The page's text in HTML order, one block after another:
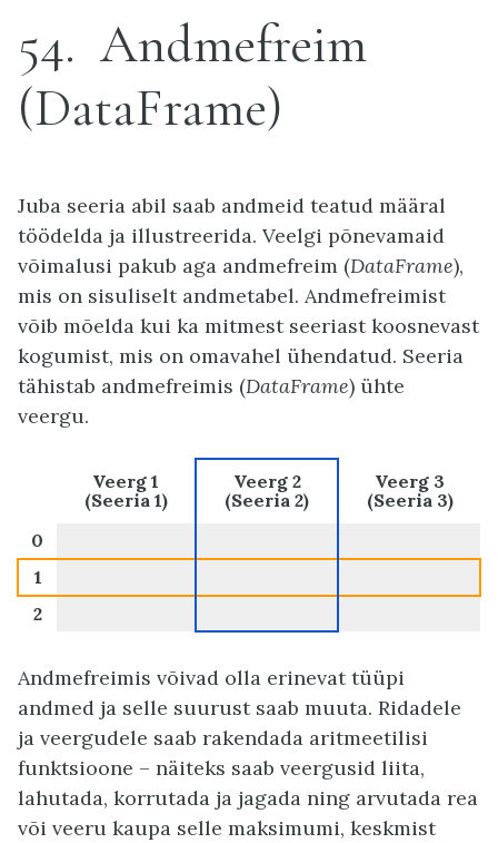
54 Andmefreim
(DataFrame)
Juba seeria abil saab andmeid teatud määral
töödelda ja illustreerida. Veelgi põnevamaid
võimalusi pakub aga andmefreim (DataFrame),
mis on sisuliselt andmetabel. Andmefreimist
võib mõelda kui ka mitmest seeriast koosnevast
kogumist, mis on omavahel ühendatud. Seeria
tähistab andmefreimis (DataFrame) ühte
veergu.
Veerg 1
(Seeria 1)
Veerg 2
(Seeria 2)
Veerg 3
(Seeria 3)
0
1
2
Andmefreimis võivad olla erinevat tüüpi
andmed ja selle suurust saab muuta. Ridadele
ja veergudele saab rakendada aritmeetilisi
funktsioone – näiteks saab veergusid liita,
lahutada, korrutada ja jagada ning arvutada rea
või veeru kaupa selle maksimumi, keskmist